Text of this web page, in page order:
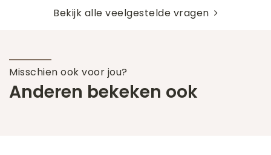
Bekijk alle veelgestelde vragen
Misschien ook voor jou?
Anderen bekeken ook